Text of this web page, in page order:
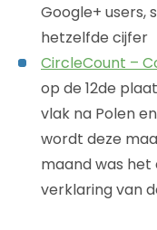
Google+ users,
hetzelfde cijfer
CircleCount –
op de 12de
vlak na Polen
wordt deze
maand was het
verklaring van